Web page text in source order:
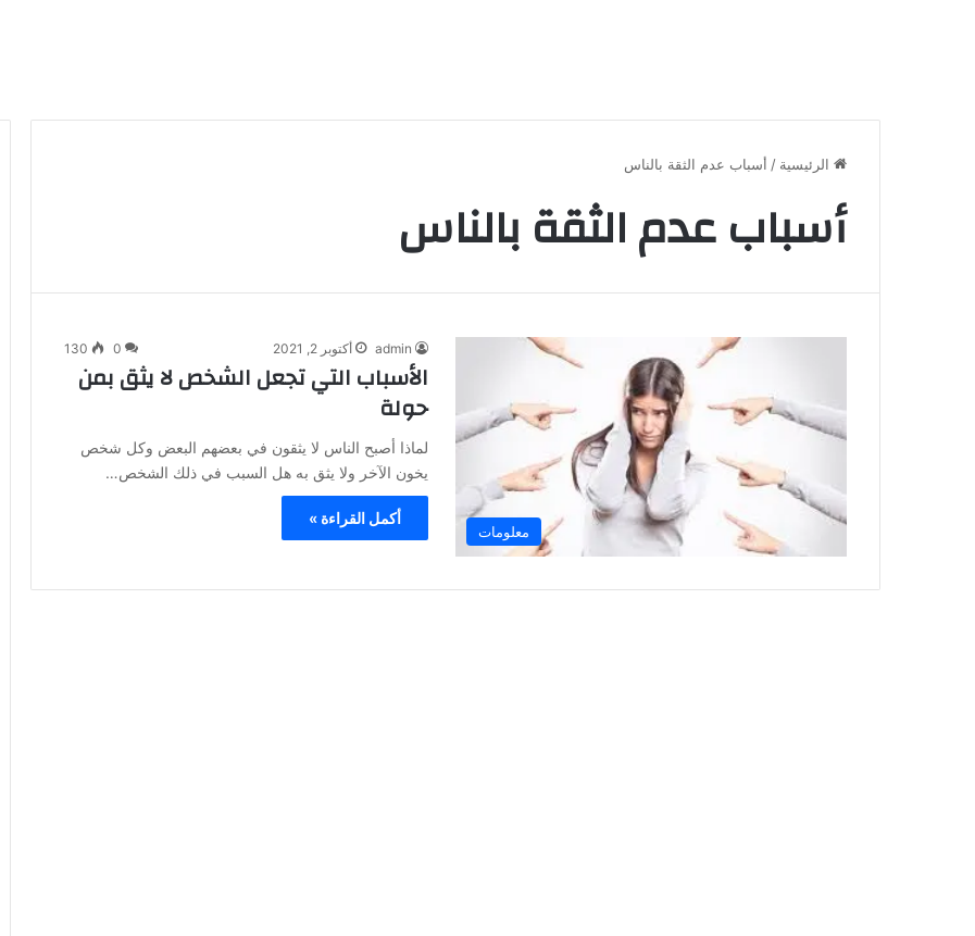
الرئيسية / أسباب عدم الثقة بالناس
أسباب عدم الثقة بالناس
معلومات
admin أكتوبر 2, 2021 0
130
الأسباب التي تجعل الشخص لا يثق بمن
حولة
لماذا أصبح الناس لا يثقون في بعضهم البعض وكل شخص
يخون الآخر ولا يثق به هل السبب في ذلك الشخص…
أكمل القراءة »